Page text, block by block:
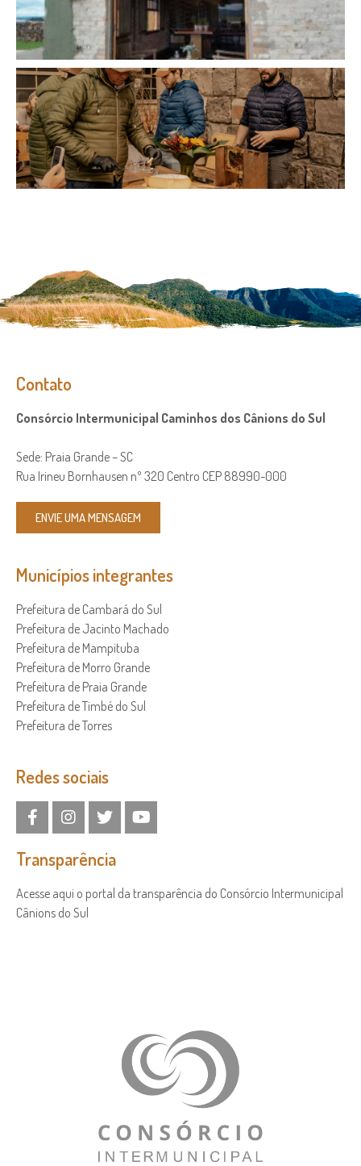
Contato
Consórcio Intermunicipal Caminhos dos Cânions do Sul
Sede: Praia Grande – SC
Rua Irineu Bornhausen nº 320 Centro CEP 88990-000
ENVIE UMA MENSAGEM
Municípios integrantes
Prefeitura de Cambará do Sul
Prefeitura de Jacinto Machado
Prefeitura de Mampituba
Prefeitura de Morro Grande
Prefeitura de Praia Grande
Prefeitura de Timbé do Sul
Prefeitura de Torres
Redes sociais
Transparência
Acesse aqui o portal da transparência do Consórcio Intermunicipal
Cânions do Sul